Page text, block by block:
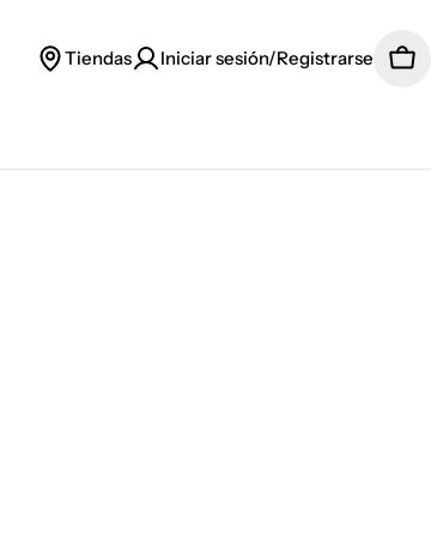
Tiendas Iniciar sesión/Registrarse